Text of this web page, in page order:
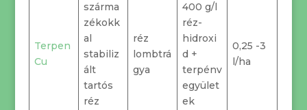
Terpen
Cu
szárma
zékokk
al
stabiliz
ált
tartós
réz
réz
lombtrá
gya
400 g/l
réz-
hidroxi
d +
terpénv
egyület
ek
0,25 -3
l/ha